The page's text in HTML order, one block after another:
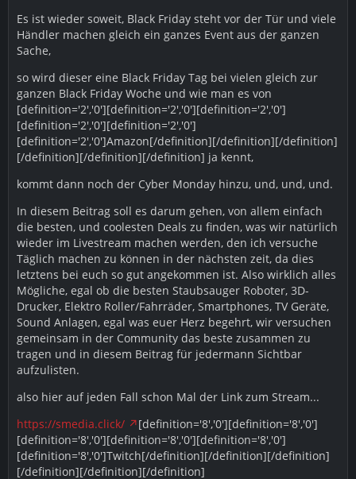
Es ist wieder soweit, Black Friday steht vor der Tür und viele
Händler machen gleich ein ganzes Event aus der ganzen
Sache,
so wird dieser eine Black Friday Tag bei vielen gleich zur
ganzen Black Friday Woche und wie man es von
[definition='2','0'][definition='2','0'][definition='2','0']
[definition='2','0'][definition='2','0']
[definition='2','0']Amazon[/definition][/definition][/definition]
[/definition][/definition][/definition] ja kennt,
kommt dann noch der Cyber Monday hinzu, und, und, und.
In diesem Beitrag soll es darum gehen, von allem einfach
die besten, und coolesten Deals zu finden, was wir natürlich
wieder im Livestream machen werden, den ich versuche
Täglich machen zu können in der nächsten zeit, da dies
letztens bei euch so gut angekommen ist. Also wirklich alles
Mögliche, egal ob die besten Staubsauger Roboter, 3D-
Drucker, Elektro Roller/Fahrräder, Smartphones, TV Geräte,
Sound Anlagen, egal was euer Herz begehrt, wir versuchen
gemeinsam in der Community das beste zusammen zu
tragen und in diesem Beitrag für jedermann Sichtbar
aufzulisten.
also hier auf jeden Fall schon Mal der Link zum Stream...
https://smedia.click/
[definition='8','0'][definition='8','0']
[definition='8','0'][definition='8','0'][definition='8','0']
[definition='8','0']Twitch[/definition][/definition][/definition]
[/definition][/definition][/definition]